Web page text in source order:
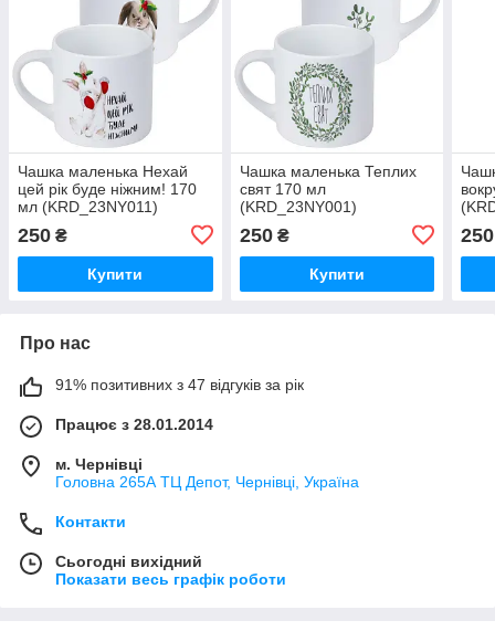
Чашка маленька Нехай
цей рік буде ніжним! 170
мл (KRD_23NY011)
250 ₴
Купити
Чашка маленька Теплих
свят 170 мл
(KRD_23NY001)
250₴
Купити
250
Про нас
91% позитивних з 47 відгуків за рік
Працює з 28.01.2014
м. Чернівці
Головна 265А ТЦ Депот, Чернівці, Україна
Контакти
Сьогодні вихідний
Показати весь графік роботи